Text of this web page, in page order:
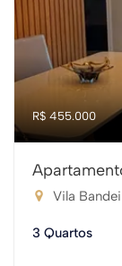
R$ 455.000
Vila
3 Quartos